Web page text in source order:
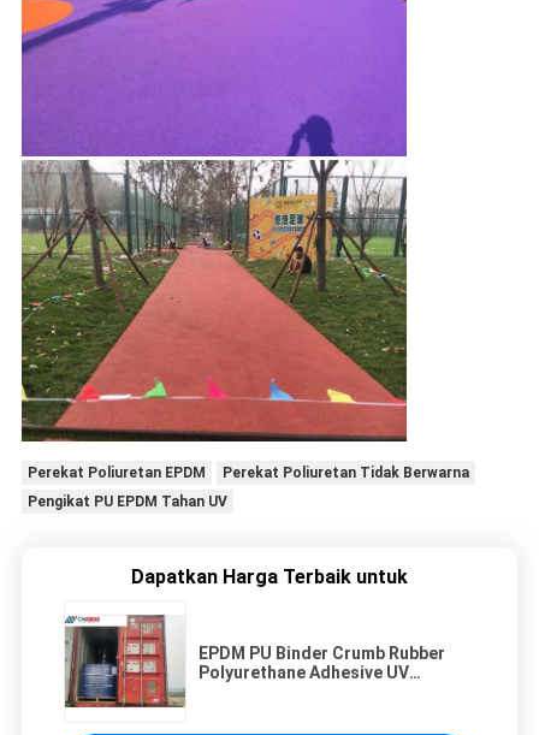
Perekat Poliuretan EPDM
Perekat Poliuretan Tidak Berwarna
Pengikat PU EPDM Tahan UV
Dapatkan Harga Terbaik untuk
EPDM PU Binder Crumb Rubber
Polyurethane Adhesive UV